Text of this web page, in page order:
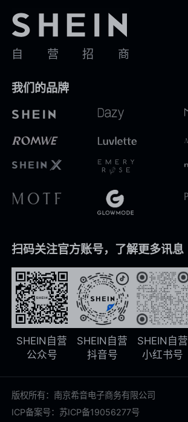
自营招商
我们的品牌
扫码关注官方账号，了解更多讯息
SHEIN自营
公众号
SHEIN自营
抖音号
SHEIN自营
小红书号
版权所有：南京希音电子商务有限公司
ICP备案号：苏ICP备19056277号